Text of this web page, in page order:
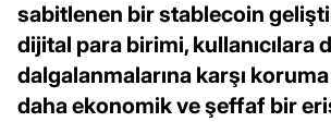
sabitlenen bir stablecoin
dijital para birimi, kullanıcılara
dalgalanmalarına karşı
daha ekonomik ve şeffaf bir